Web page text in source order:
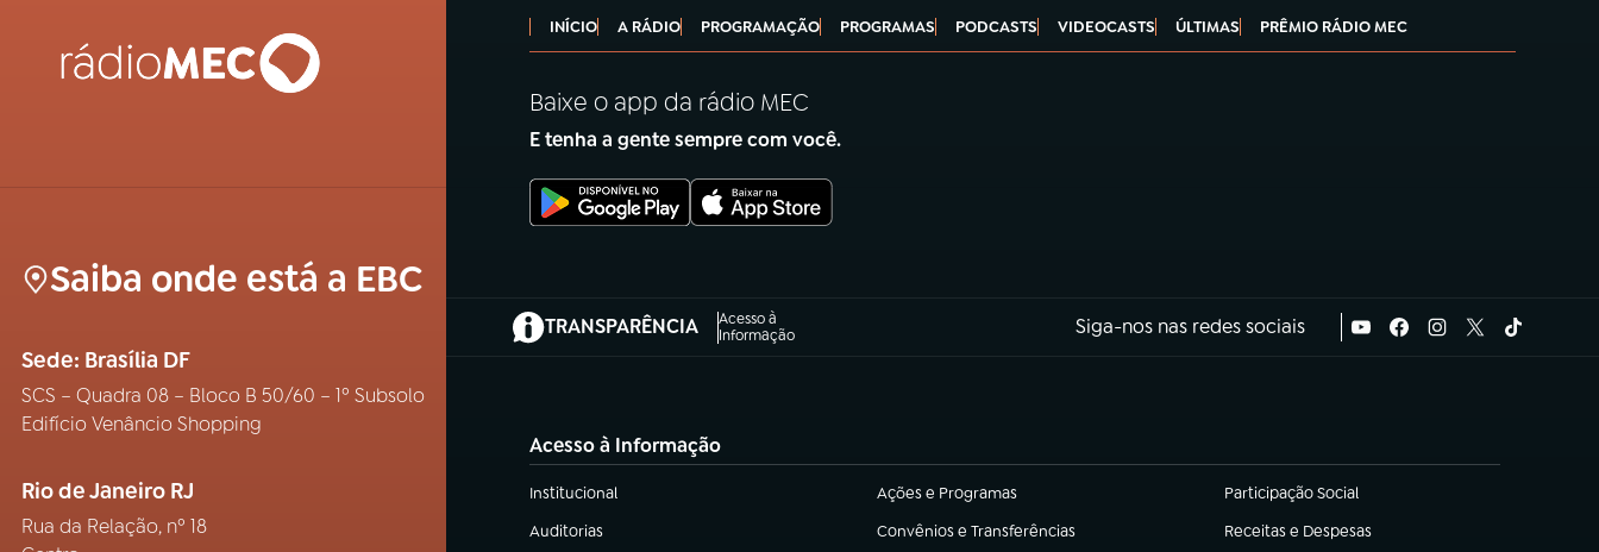
Saiba onde está a EBC
Sede: Brasília DF
SCS – Quadra 08 – Bloco B 50/60 – 1º Subsolo
Edifício Venâncio Shopping
Rio de Janeiro RJ
Rua da Relação, nº 18
INÍCIO A RÁDIO PROGRAMAÇÃO PROGRAMAS PODCASTS VIDEOCASTS ÚLTIMAS PRÊMIO RÁDIO MEC
Baixe o app da rádio MEC
E tenha a gente sempre com você.
TRANSPARÊNCIA
Acesso à
Informação
(abre em nova aba) Siga-nos nas redes sociais
Acesso à Informação
Institucional
(abre em nova aba) Ações e Programas
(abre em nova aba) Participação Social
(abre em nova aba)
Auditorias
(abre em nova aba) Convênios e Transferências
(abre em nova aba) Receitas e Despesas
(abre em nova aba)